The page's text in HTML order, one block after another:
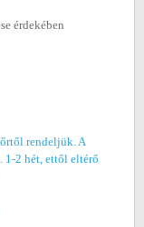
érdekében
rendeljük. A
1-2 hét, ettől eltérő